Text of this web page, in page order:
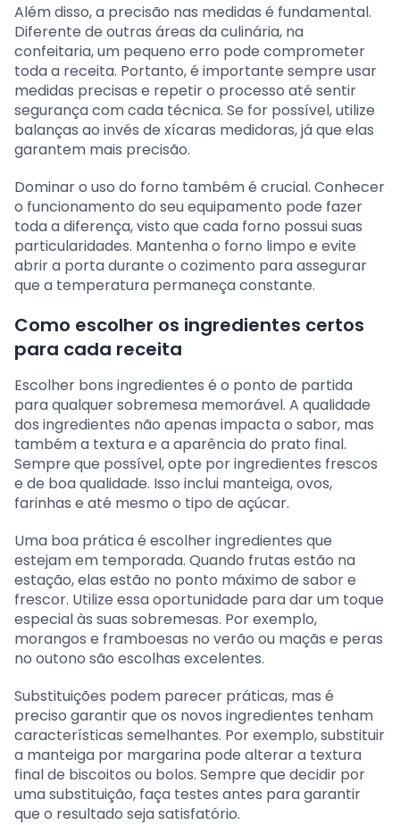
Além disso, a precisão nas medidas é fundamental.
Diferente de outras áreas da culinária, na
confeitaria, um pequeno erro pode comprometer
toda a receita. Portanto, é importante sempre usar
medidas precisas e repetir o processo até sentir
segurança com cada técnica. Se for possível, utilize
balanças ao invés de xícaras medidoras, já que elas
garantem mais precisão.
Dominar o uso do forno também é crucial. Conhecer
o funcionamento do seu equipamento pode fazer
toda a diferença, visto que cada forno possui suas
particularidades. Mantenha o forno limpo e evite
abrir a porta durante o cozimento para assegurar
que a temperatura permaneça constante.
Como escolher os ingredientes certos
para cada receita
Escolher bons ingredientes é o ponto de partida
para qualquer sobremesa memorável. A qualidade
dos ingredientes não apenas impacta o sabor, mas
também a textura e a aparência do prato final.
Sempre que possível, opte por ingredientes frescos
e de boa qualidade. Isso inclui manteiga, ovos,
farinhas e até mesmo o tipo de açúcar.
Uma boa prática é escolher ingredientes que
estejam em temporada. Quando frutas estão na
estação, elas estão no ponto máximo de sabor e
frescor. Utilize essa oportunidade para dar um toque
especial às suas sobremesas. Por exemplo,
morangos e framboesas no verão ou maçãs e peras
no outono são escolhas excelentes.
Substituições podem parecer práticas, mas é
preciso garantir que os novos ingredientes tenham
características semelhantes. Por exemplo, substituir
a manteiga por margarina pode alterar a textura
final de biscoitos ou bolos. Sempre que decidir por
uma substituição, faça testes antes para garantir
que o resultado seja satisfatório.